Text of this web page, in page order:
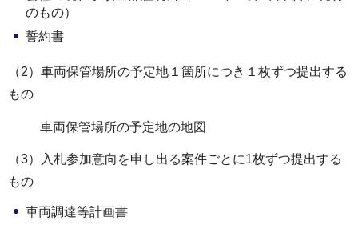
のもの）
誓約書
（2）車両保管場所の予定地１箇所につき１枚ずつ提出する
もの
車両保管場所の予定地の地図
（3）入札参加意向を申し出る案件ごとに1枚ずつ提出する
もの
車両調達等計画書